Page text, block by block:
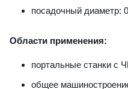
посадочный диаметр:
Области применения:
портальные станки с
общее